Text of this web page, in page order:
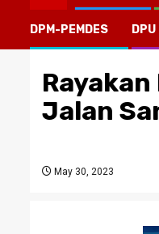
DPM-PEMDES
Jalan
May 30, 2023